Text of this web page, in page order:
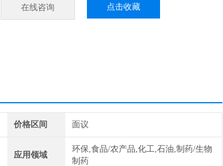
无线遥控设置参数，整体隔爆结构设计，传输距离远、信号
稳定、灵敏度高、响应时间迅速。
在线咨询 点击收藏
价格区间 面议
应用领域
环保,食品/农产品,化工,石油,制药/生物
制药